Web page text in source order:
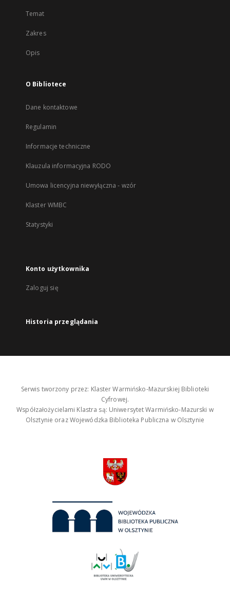
Temat
Zakres
Opis
O Bibliotece
Dane kontaktowe
Regulamin
Informacje techniczne
Klauzula informacyjna RODO
Umowa licencyjna niewyłączna - wzór
Klaster WMBC
Statystyki
Konto użytkownika
Zaloguj się
Historia przeglądania
Serwis tworzony przez: Klaster Warmińsko-Mazurskiej Biblioteki
Cyfrowej.
Współzałożycielami Klastra są: Uniwersytet Warmińsko-Mazurski w
Olsztynie oraz Wojewódzka Biblioteka Publiczna w Olsztynie